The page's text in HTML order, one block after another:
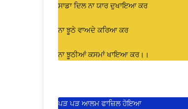
ਸਾਡਾ ਦਿਲ ਨਾ ਯਾਰ ਦੁਖਾਇਆ ਕਰ
ਨਾ ਝੂਠੇ ਵਾਅਦੇ ਕਰਿਆ ਕਰ
ਨਾ ਝੂਠੀਆਂ ਕਸਮਾਂ ਖਾਇਆ ਕਰ।।
ਪੜ ਪੜ ਆਲਮ ਫਾਜ਼ਿਲ ਹੋਇਆ